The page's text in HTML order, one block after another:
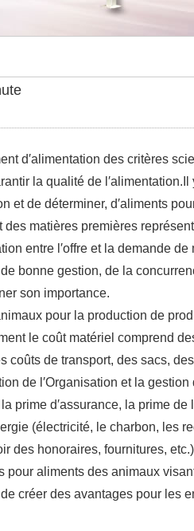
d′alimentation des critères
la qualité de l′alimentation.Il
et de déterminer, d′aliments
matières premières
entre l′offre et la demande
bonne gestion, de la
son importance.
pour la production de
le coût matériel comprend
de transport, des sacs,
de l′Organisation et la gestion
prime d′assurance, la prime de
(électricité, le charbon, les
des honoraires, fournitures,
pour aliments des animaux
créer des avantages pour les